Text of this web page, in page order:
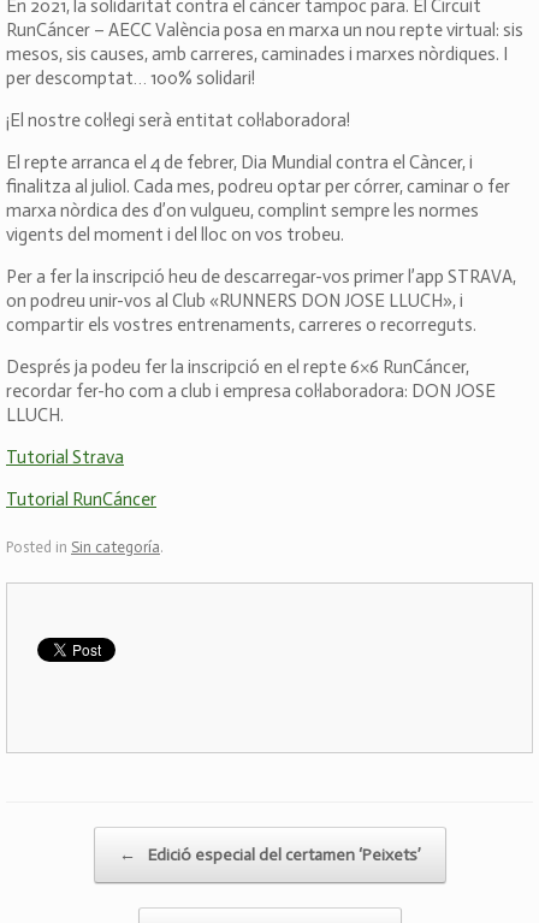
En 2021, la solidaritat contra el càncer tampoc para. El Circuit
RunCáncer – AECC València posa en marxa un nou repte virtual: sis
mesos, sis causes, amb carreres, caminades i marxes nòrdiques. I
per descomptat… 100% solidari!
¡El nostre col·legi serà entitat col·laboradora!
El repte arranca el 4 de febrer, Dia Mundial contra el Càncer, i
finalitza al juliol. Cada mes, podreu optar per córrer, caminar o fer
marxa nòrdica des d’on vulgueu, complint sempre les normes
vigents del moment i del lloc on vos trobeu.
Per a fer la inscripció heu de descarregar-vos primer l’app STRAVA,
on podreu unir-vos al Club «RUNNERS DON JOSE LLUCH», i
compartir els vostres entrenaments, carreres o recorreguts.
Després ja podeu fer la inscripció en el repte 6×6 RunCáncer,
recordar fer-ho com a club i empresa col·laboradora: DON JOSE
LLUCH.
Tutorial Strava
Tutorial RunCáncer
Posted in Sin categoría.
← Edició especial del certamen ‘Peixets’